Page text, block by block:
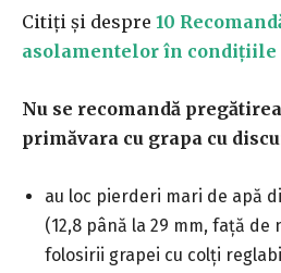
Citiți și despre 10
asolamentelor în condiţiile
Nu se recomandă
primăvara cu grapa cu
au loc pierderi mari de apă
(12,8 până la 29 mm, faţă de
folosirii grapei cu colţi